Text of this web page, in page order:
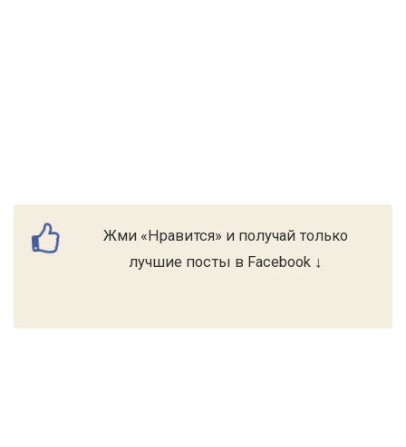
Жми «Нравится» и получай только
лучшие посты в Facebook ↓